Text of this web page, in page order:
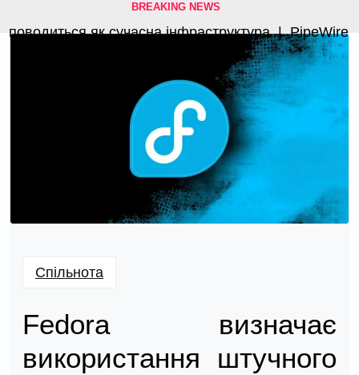
BREAKING NEWS
як сучасна інфраструктура |PipeWire
Спільнота
Fedora визначає
використання штучного